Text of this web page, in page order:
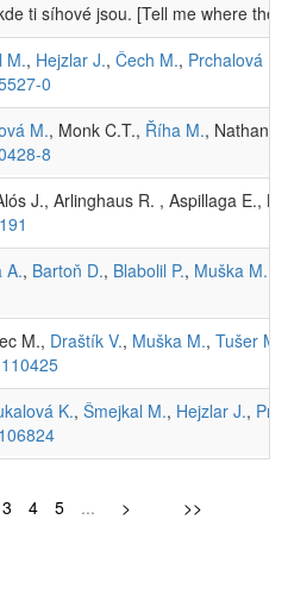
ti síhové jsou. [Tell me where the
M., Hejzlar J., Čech M., Prchalová M.
0
M., Monk C.T., Říha M., Nathan
8
J., Arlinghaus R. , Aspillaga E.,
A., Bartoň D., Blabolil P., Muška M.
M., Draštík V., Muška M., Tušer M.
K., Šmejkal M., Hejzlar J.,
3 4 5 ... > >>